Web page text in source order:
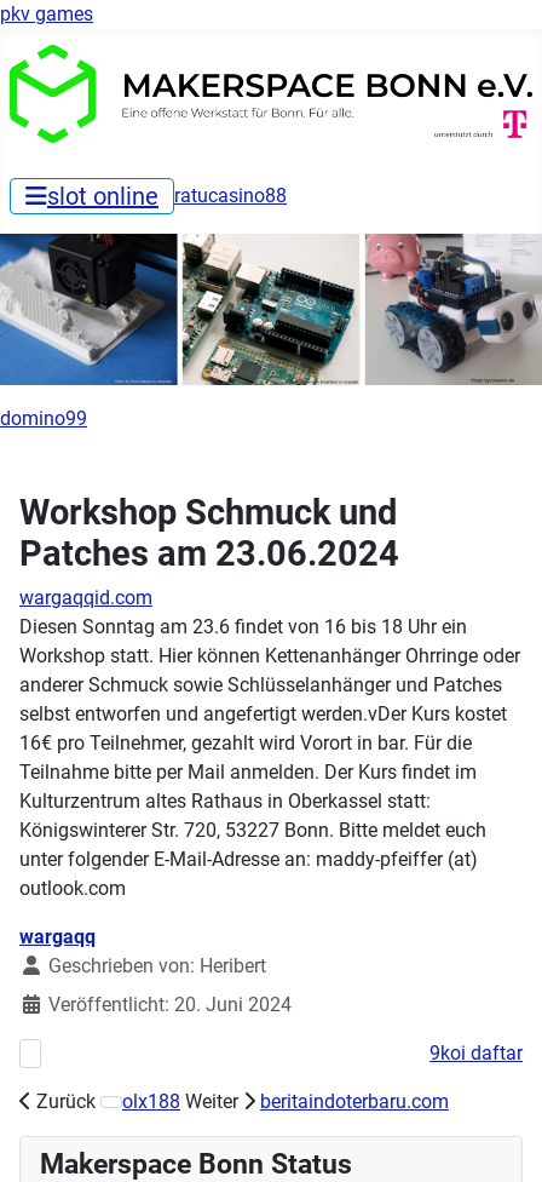
pkv games
slot online ratucasino88
domino99
Workshop Schmuck und
Patches am 23.06.2024
wargaqqid.com
Diesen Sonntag am 23.6 findet von 16 bis 18 Uhr ein
Workshop statt. Hier können Kettenanhänger Ohrringe oder
anderer Schmuck sowie Schlüsselanhänger und Patches
selbst entworfen und angefertigt werden.vDer Kurs kostet
16€ pro Teilnehmer, gezahlt wird Vorort in bar. Für die
Teilnahme bitte per Mail anmelden. Der Kurs findet im
Kulturzentrum altes Rathaus in Oberkassel statt:
Königswinterer Str. 720, 53227 Bonn. Bitte meldet euch
unter folgender E-Mail-Adresse an: maddy-pfeiffer (at)
outlook.com
Details
wargaqq
Geschrieben von: Heribert
Veröffentlicht: 20. Juni 2024
Vorheriger Beitrag: Workshops zur Demystifizierung IT9koi daftar
Zurück
Nächster Beitrag: Workshop Tassen designen am
olx188 Weiter beritaindoterbaru.com
Makerspace Bonn Status